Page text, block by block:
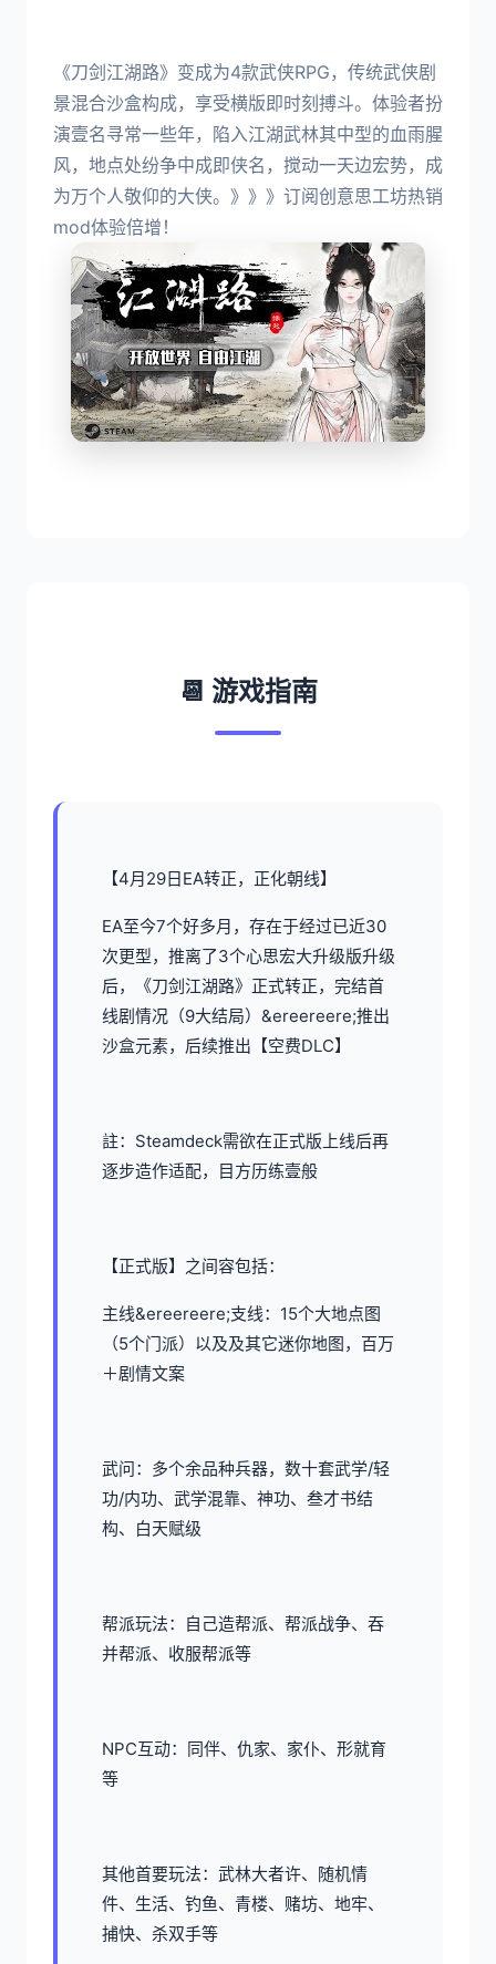
《刀剑江湖路》变成为4款武侠RPG，传统武侠剧
景混合沙盒构成，享受横版即时刻搏斗。体验者扮
演壹名寻常一些年，陷入江湖武林其中型的血雨腥
风，地点处纷争中成即侠名，搅动一天边宏势，成
为万个人敬仰的大侠。》》》订阅创意思工坊热销
mod体验倍增！
📆 游戏指南
【4月29日EA转正，正化朝线】
EA至今7个好多月，存在于经过已近30
次更型，推离了3个心思宏大升级版升级
后，《刀剑江湖路》正式转正，完结首
线剧情况（9大结局）&ereereere;推出
沙盒元素，后续推出【空费DLC】
註：Steamdeck需欲在正式版上线后再
逐步造作适配，目方历练壹般
【正式版】之间容包括：
主线&ereereere;支线：15个大地点图
（5个门派）以及及其它迷你地图，百万
＋剧情文案
武问：多个余品种兵器，数十套武学/轻
功/内功、武学混靠、神功、叁才书结
构、白天赋级
帮派玩法：自己造帮派、帮派战争、吞
并帮派、收服帮派等
NPC互动：同伴、仇家、家仆、形就育
等
其他首要玩法：武林大者许、随机情
件、生活、钓鱼、青楼、赌坊、地牢、
捕快、杀双手等